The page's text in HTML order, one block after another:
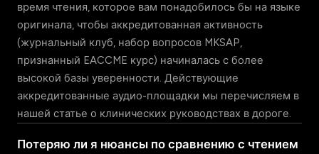
время чтения, которое вам понадобилось бы на языке
оригинала, чтобы аккредитованная активность
(журнальный клуб, набор вопросов MKSAP,
признанный EACCME курс) начиналась с более
высокой базы уверенности. Действующие
аккредитованные аудио-площадки мы перечисляем в
нашей статье о клинических руководствах в дороге.
Потеряю ли я нюансы по сравнению с чтением